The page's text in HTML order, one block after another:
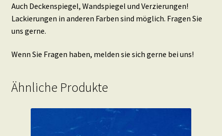
Auch Deckenspiegel, Wandspiegel und Verzierungen!
Lackierungen in anderen Farben sind möglich. Fragen Sie
uns gerne.
Wenn Sie Fragen haben, melden sie sich gerne bei uns!
Ähnliche Produkte